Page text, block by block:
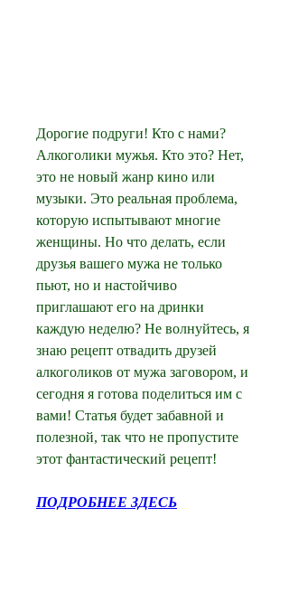
Дорогие подруги! Кто с нами?
Алкоголики мужья. Кто это? Нет,
это не новый жанр кино или
музыки. Это реальная проблема,
которую испытывают многие
женщины. Но что делать, если
друзья вашего мужа не только
пьют, но и настойчиво
приглашают его на дринки
каждую неделю? Не волнуйтесь, я
знаю рецепт отвадить друзей
алкоголиков от мужа заговором, и
сегодня я готова поделиться им с
вами! Статья будет забавной и
полезной, так что не пропустите
этот фантастический рецепт!
ПОДРОБНЕЕ ЗДЕСЬ